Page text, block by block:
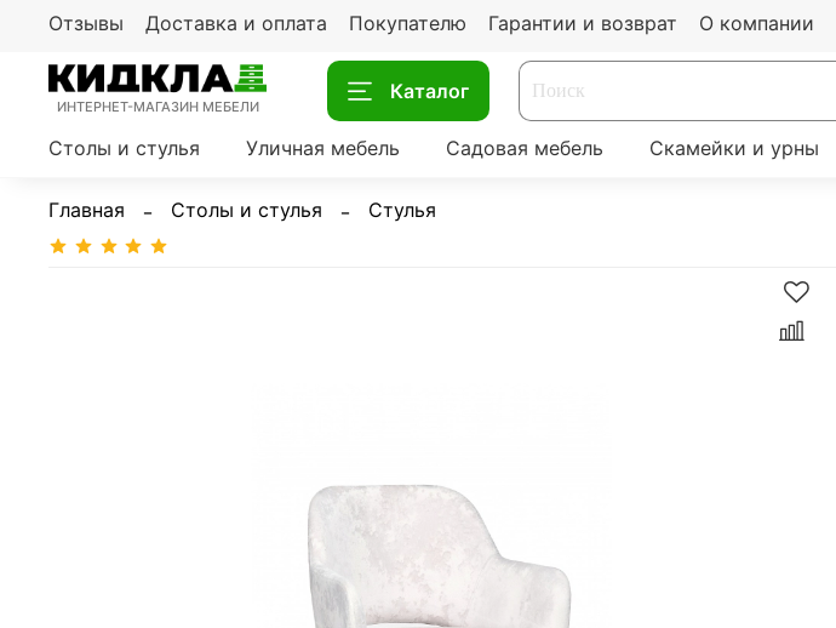
Отзывы Доставка и оплата Покупателю Гарантии и возврат О компании
ИНТЕРНЕТ-МАГАЗИН МЕБЕЛИ
Каталог
Столы и стулья Уличная мебель Садовая мебель Скамейки и урны
Главная Столы и стулья Стулья